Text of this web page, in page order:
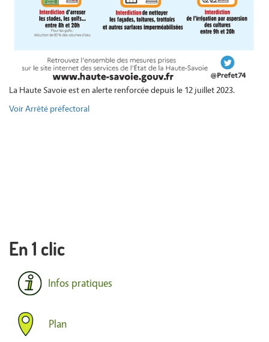
La Haute Savoie est en alerte renforcée depuis le 12 juillet 2023.
Voir Arrêté préfectoral
En 1 clic
Infos pratiques
Plan